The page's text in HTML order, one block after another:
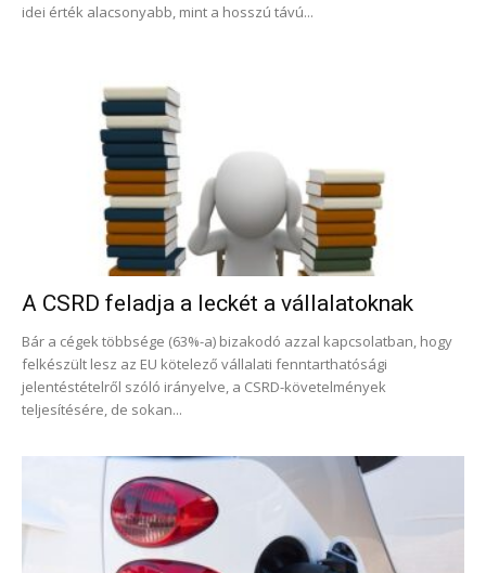
idei érték alacsonyabb, mint a hosszú távú...
A CSRD feladja a leckét a vállalatoknak
Bár a cégek többsége (63%-a) bizakodó azzal kapcsolatban, hogy
felkészült lesz az EU kötelező vállalati fenntarthatósági
jelentéstételről szóló irányelve, a CSRD-követelmények
teljesítésére, de sokan...